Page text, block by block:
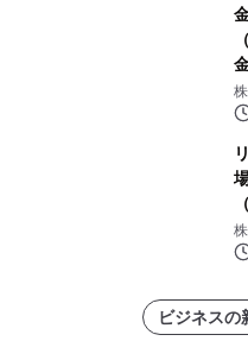
ビジネスの